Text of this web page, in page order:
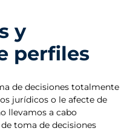
y
perfiles
de decisiones totalmente
jurídicos o le afecte de
llevamos a cabo
toma de decisiones